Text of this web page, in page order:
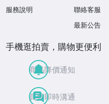
服務說明
聯絡客服
最新公告
手機逛拍賣，購物更便利
商品降價通知
買賣即時溝通